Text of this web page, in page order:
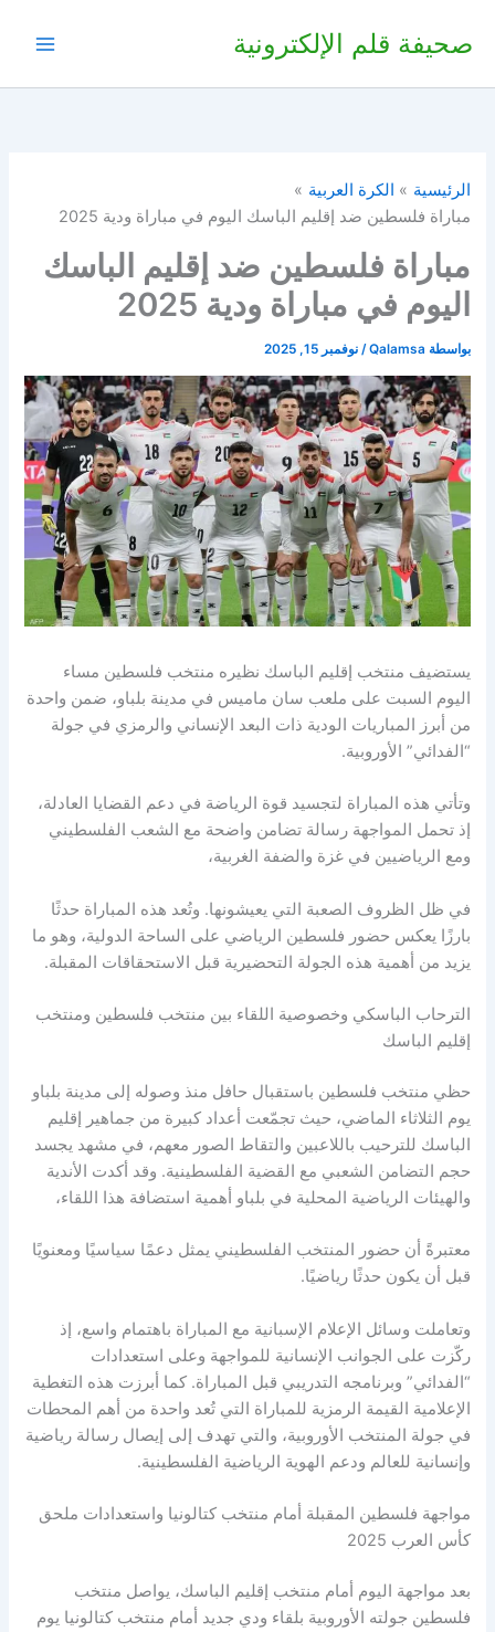
صحيفة قلم الإلكترونية
الرئيسية
الكرة العربية
مباراة فلسطين ضد إقليم الباسك اليوم في مباراة ودية 2025
مباراة فلسطين ضد إقليم الباسك
اليوم في مباراة ودية 2025
بواسطة Qalamsa
/نوفمبر 15, 2025
يستضيف منتخب إقليم الباسك نظيره منتخب فلسطين مساء
اليوم السبت على ملعب سان ماميس في مدينة بلباو، ضمن واحدة
من أبرز المباريات الودية ذات البعد الإنساني والرمزي في جولة
“الفدائي” الأوروبية.
وتأتي هذه المباراة لتجسيد قوة الرياضة في دعم القضايا العادلة،
إذ تحمل المواجهة رسالة تضامن واضحة مع الشعب الفلسطيني
ومع الرياضيين في غزة والضفة الغربية،
في ظل الظروف الصعبة التي يعيشونها. وتُعد هذه المباراة حدثًا
بارزًا يعكس حضور فلسطين الرياضي على الساحة الدولية، وهو ما
يزيد من أهمية هذه الجولة التحضيرية قبل الاستحقاقات المقبلة.
الترحاب الباسكي وخصوصية اللقاء بين منتخب فلسطين ومنتخب
إقليم الباسك
حظي منتخب فلسطين باستقبال حافل منذ وصوله إلى مدينة بلباو
يوم الثلاثاء الماضي، حيث تجمّعت أعداد كبيرة من جماهير إقليم
الباسك للترحيب باللاعبين والتقاط الصور معهم، في مشهد يجسد
حجم التضامن الشعبي مع القضية الفلسطينية. وقد أكدت الأندية
والهيئات الرياضية المحلية في بلباو أهمية استضافة هذا اللقاء،
معتبرةً أن حضور المنتخب الفلسطيني يمثل دعمًا سياسيًا ومعنويًا
قبل أن يكون حدثًا رياضيًا.
وتعاملت وسائل الإعلام الإسبانية مع المباراة باهتمام واسع، إذ
ركّزت على الجوانب الإنسانية للمواجهة وعلى استعدادات
“الفدائي” وبرنامجه التدريبي قبل المباراة. كما أبرزت هذه التغطية
الإعلامية القيمة الرمزية للمباراة التي تُعد واحدة من أهم المحطات
في جولة المنتخب الأوروبية، والتي تهدف إلى إيصال رسالة رياضية
وإنسانية للعالم ودعم الهوية الرياضية الفلسطينية.
مواجهة فلسطين المقبلة أمام منتخب كتالونيا واستعدادات ملحق
كأس العرب 2025
بعد مواجهة اليوم أمام منتخب إقليم الباسك، يواصل منتخب
فلسطين جولته الأوروبية بلقاء ودي جديد أمام منتخب كتالونيا يوم